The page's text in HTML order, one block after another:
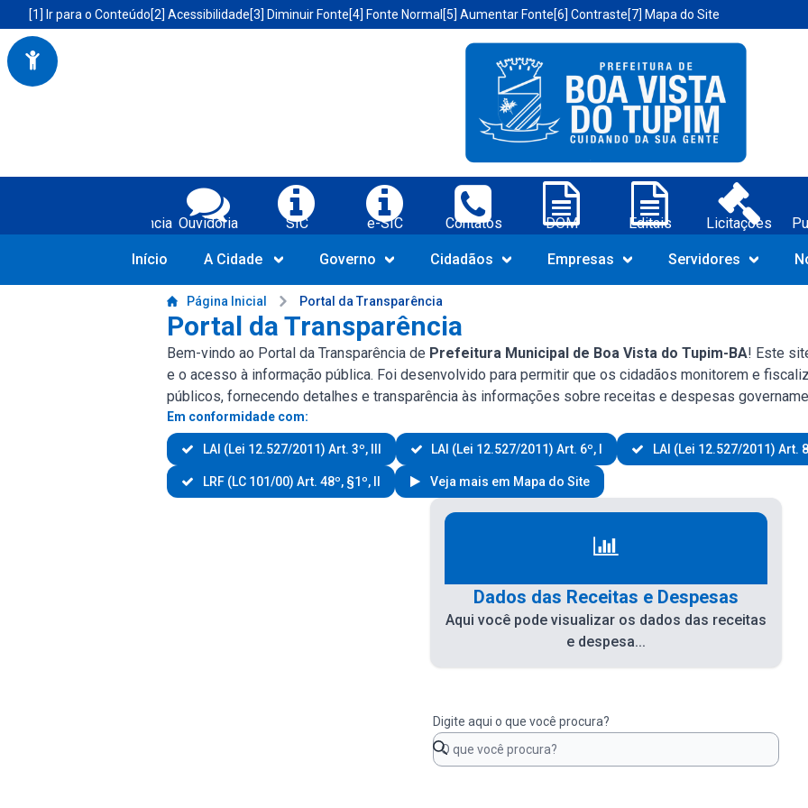
Portal da Prefeitura Municipal de Boa Vista do Tupim-BA
Acessibilidade da Prefeitura de Boa Vista do Tupim-BA
[1] Ir para o Conteúdo[2] Acessibilidade[3] Diminuir Fonte[4] Fonte Normal [5] Aumentar Fonte[6] Contraste[7] Mapa do Site
Serviços da Prefeitura Municipal de Boa Vista do Tupim-BA;
Transparência Ouvidoria SIC e-SIC Contatos DOM Editais Licitações
Navegue pelo portal da
Início A Cidade Governo Cidadãos Empresas Servidores
Conteúdo da Prefeitura de Boa Vista do Tupim-BA
Página Inicial Portal da Transparência
Portal da Transparência
Bem-vindo ao Portal da Transparência de Prefeitura Municipal de Boa Vista do Tupim-BA! Este
e o acesso à informação pública. Foi desenvolvido para permitir que os cidadãos monitorem e
públicos, fornecendo detalhes e transparência às informações sobre receitas e despesas
Em conformidade com:
LAI (Lei 12.527/2011) Art. 3º, III LAI (Lei 12.527/2011) Art. 6º, I LAI (Lei 12.527/2011) Art.
LRF (LC 101/00) Art. 48º, §1º, II Veja mais em Mapa do Site
Dados das Receitas e Despesas
Aqui você pode visualizar os dados das receitas
e despesa...
Digite aqui o que você procura?